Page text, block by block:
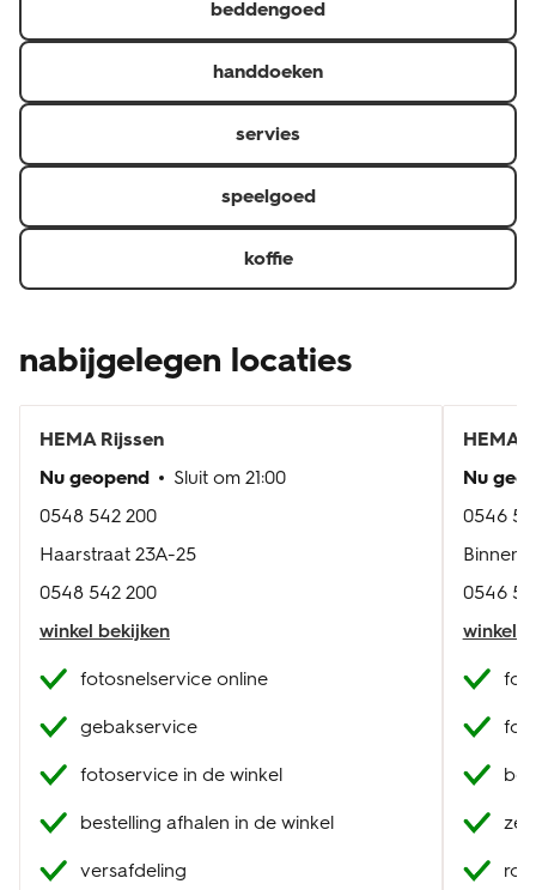
beddengoed
handdoeken
servies
speelgoed
koffie
nabijgelegen locaties
HEMA Rijssen
Nu geopend
Sluit om 21:00
0548 542 200
Haarstraat 23A-25
0548 542 200
winkel bekijken
fotosnelservice online
gebakservice
fotoservice in de winkel
bestelling afhalen in de winkel
versafdeling
HEMA
Nu
0546
0546
winkel